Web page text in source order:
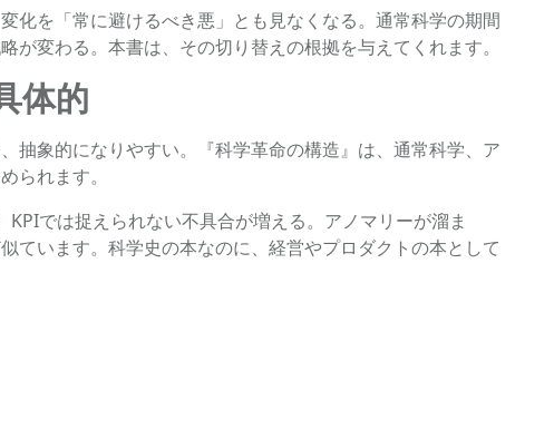
化を「常に避けるべき悪」とも見なくなる。通常科学の期間
変わる。本書は、その切り替えの根拠を与えてくれます。
体的
抽象的になりやすい。『科学革命の構造』は、通常科学、ア
られます。
では捉えられない不具合が増える。アノマリーが溜ま
ています。科学史の本なのに、経営やプロダクトの本として